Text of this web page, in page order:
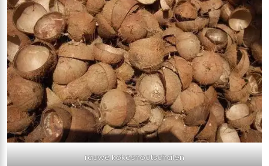
rauwe kokosnootschalen